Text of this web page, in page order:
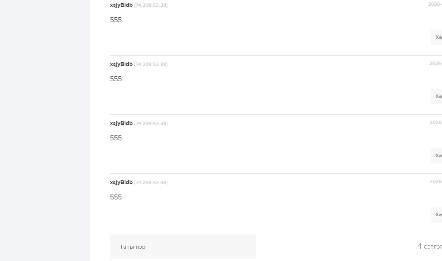
xsjyBldb [74.208.53.38]
555
xsjyBldb [74.208.53.38]
555
xsjyBldb [74.208.53.38]
555
xsjyBldb [74.208.53.38]
555
4